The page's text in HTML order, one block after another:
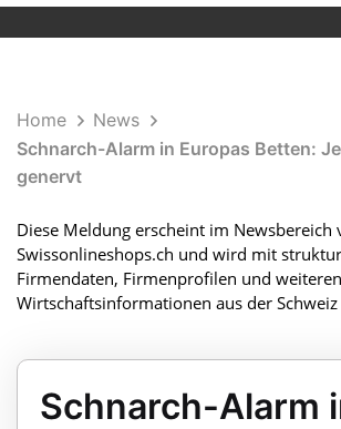
Home
News
Schnarch-Alarm in Europas Betten:
genervt
Diese Meldung erscheint im Newsbereich
Swissonlineshops.ch und wird mit
Firmendaten, Firmenprofilen und weiteren
Wirtschaftsinformationen aus der
Schnarch-Alarm